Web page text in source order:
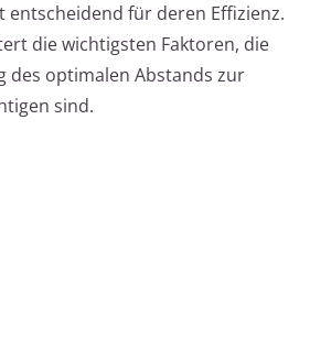
für deren Effizienz.
die wichtigsten Faktoren, die
des optimalen Abstands zur
sind.